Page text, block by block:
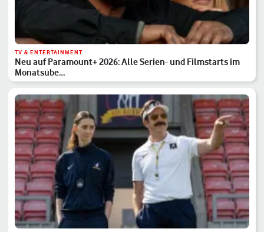
TV & ENTERTAINMENT
Neu auf Paramount+ 2026: Alle Serien- und Filmstarts im
Monatsübe…